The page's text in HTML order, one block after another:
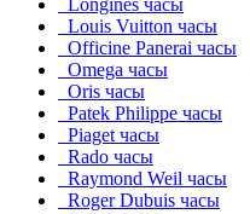
Longines часы
Louis Vuitton часы
Officine Panerai часы
Omega часы
Oris часы
Patek Philippe часы
Piaget часы
Rado часы
Raymond Weil часы
Roger Dubuis часы